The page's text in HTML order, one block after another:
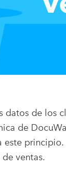
datos de los
de
este
ventas.